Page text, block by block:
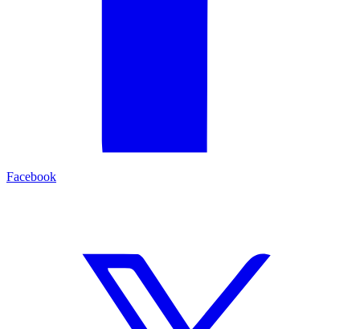
Facebook